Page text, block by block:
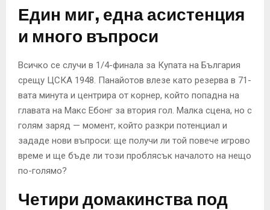
Един миг, една асистенция
и много въпроси
Всичко се случи в 1/4-финала за Купата на България
срещу ЦСКА 1948. Панайотов влезе като резерва в 71-
вата минута и центрира от корнер, който попадна на
главата на Макс Ебонг за втория гол. Малка сцена, но с
голям заряд — момент, който разкри потенциал и
зададе нови въпроси: ще получи ли той повече игрово
време и ще бъде ли този проблясък началото на нещо
по-голямо?
Четири домакинства под